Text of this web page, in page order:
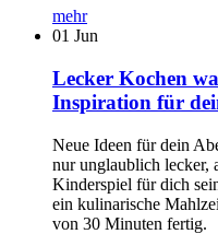
mehr
01 Jun
Lecker Kochen
Inspiration für
Neue Ideen für dein
nur unglaublich lecker,
Kinderspiel für dich
ein kulinarische
von 30 Minuten fertig.